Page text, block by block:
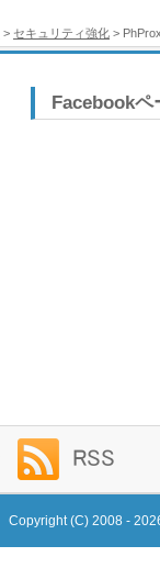
> セキュリティ強化 >
Facebookペ
Copyright (C) 2008 -